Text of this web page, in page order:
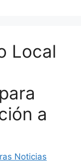
Local
a
Noticias